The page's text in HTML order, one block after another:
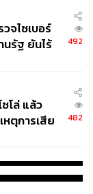
ร์ไซด์ กรุงเทพฯ
alert
ปิกร
จไซเบอร์
รัฐ ยันไร้
492
โล่ แล้ว
ตุการเสีย
482